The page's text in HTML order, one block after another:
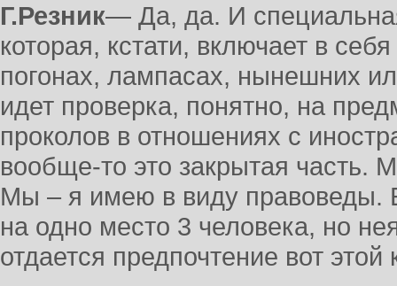
Г.Резник― Да, да. И
которая, кстати, включает в
погонах, лампасах, нынешних
идет проверка, понятно, на
проколов в отношениях с
вообще-то это закрытая часть.
Мы – я имею в виду правоведы.
на одно место 3 человека, но
отдается предпочтение вот этой